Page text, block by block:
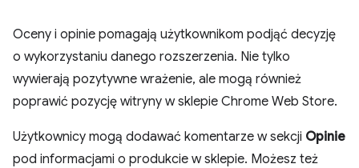
Oceny i opinie pomagają użytkownikom podjąć decyzję
o wykorzystaniu danego rozszerzenia. Nie tylko
wywierają pozytywne wrażenie, ale mogą również
poprawić pozycję witryny w sklepie Chrome Web Store.
Użytkownicy mogą dodawać komentarze w sekcji Opinie
pod informacjami o produkcie w sklepie. Możesz też